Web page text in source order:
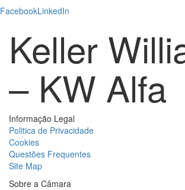
FacebookLinkedIn
Keller
– KW Alfa
Informação Legal
Politica de Privacidade
Cookies
Questões Frequentes
Site Map
Sobre a Câmara